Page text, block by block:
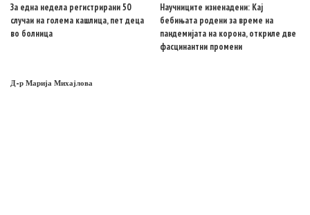
За една недела регистрирани 50
случаи на голема кашлица, пет деца
во болница
Научниците изненадени: Кај
бебињата родени за време на
пандемијата на корона, откриле две
фасцинантни промени
Д-р Марија Михајлова